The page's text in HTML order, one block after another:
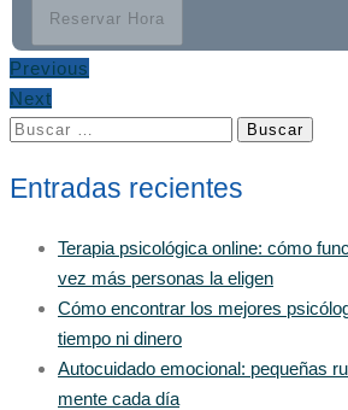
Reservar Hora
Previous
Next
Buscar:
Entradas recientes
Terapia psicológica online: cómo
vez más personas la eligen
Cómo encontrar los mejores
tiempo ni dinero
Autocuidado emocional: pequeñas
mente cada día